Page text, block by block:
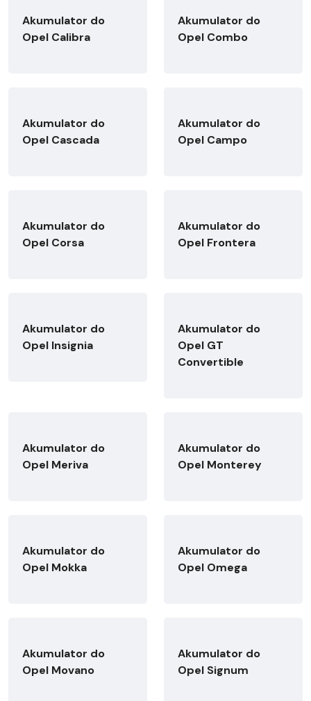
Akumulator do
Opel Calibra
Akumulator do
Opel Combo
Akumulator do
Opel Cascada
Akumulator do
Opel Campo
Akumulator do
Opel Corsa
Akumulator do
Opel Frontera
Akumulator do
Opel Insignia
Akumulator do
Opel GT
Convertible
Akumulator do
Opel Meriva
Akumulator do
Opel Monterey
Akumulator do
Opel Mokka
Akumulator do
Opel Omega
Akumulator do
Opel Movano
Akumulator do
Opel Signum